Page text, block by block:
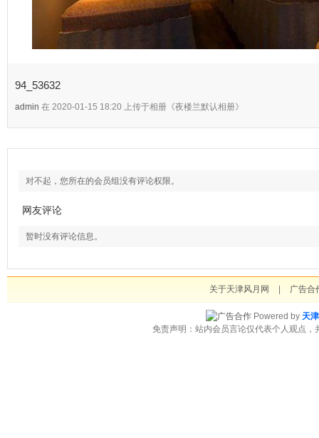
94_53632
admin 在 2020-01-15 18:20 上传于相册《夜楼兰默认相册》
对不起，您所在的会员组没有评论权限。
网友评论
暂时没有评论信息。
关于天津风月网 广告合
Powered by 天
免责声明：站内会员言论仅代表个人观点